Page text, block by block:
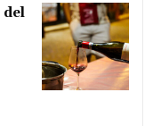
del